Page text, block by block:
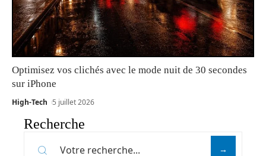
Optimisez vos clichés avec le mode nuit de 30 secondes
sur iPhone
High-Tech 5 juillet 2026
Recherche